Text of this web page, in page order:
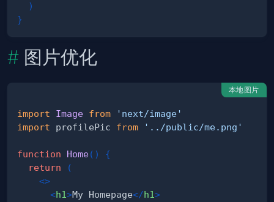
)
}
图片优化
本地图片
import Image from
'next/image'
import
profilePic from '../public/me.png'
function Home( )
{
return
(
<>
<h1>My Homepage</h1>